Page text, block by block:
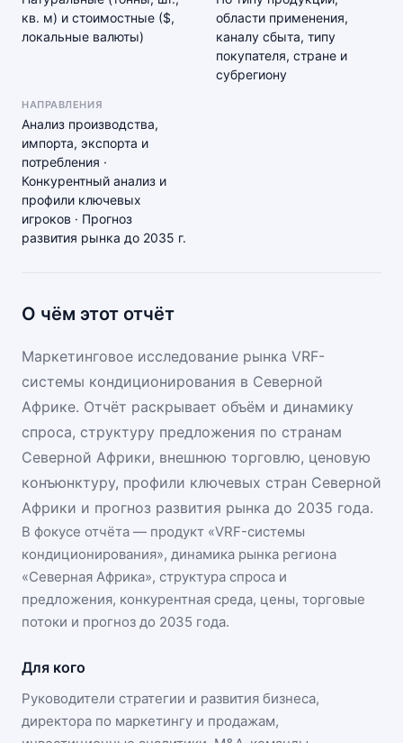
кв. м) и стоимостные ($,
локальные валюты)
области применения,
каналу сбыта, типу
покупателя, стране и
субрегиону
НАПРАВЛЕНИЯ
Анализ производства,
импорта, экспорта и
потребления ·
Конкурентный анализ и
профили ключевых
игроков · Прогноз
развития рынка до 2035 г.
О чём этот отчёт
Маркетинговое исследование рынка VRF-
системы кондиционирования в Северной
Африке. Отчёт раскрывает объём и динамику
спроса, структуру предложения по странам
Северной Африки, внешнюю торговлю, ценовую
конъюнктуру, профили ключевых стран Северной
Африки и прогноз развития рынка до 2035 года.
В фокусе отчёта — продукт «VRF-системы
кондиционирования», динамика рынка региона
«Северная Африка», структура спроса и
предложения, конкурентная среда, цены, торговые
потоки и прогноз до 2035 года.
Для кого
Руководители стратегии и развития бизнеса,
директора по маркетингу и продажам,